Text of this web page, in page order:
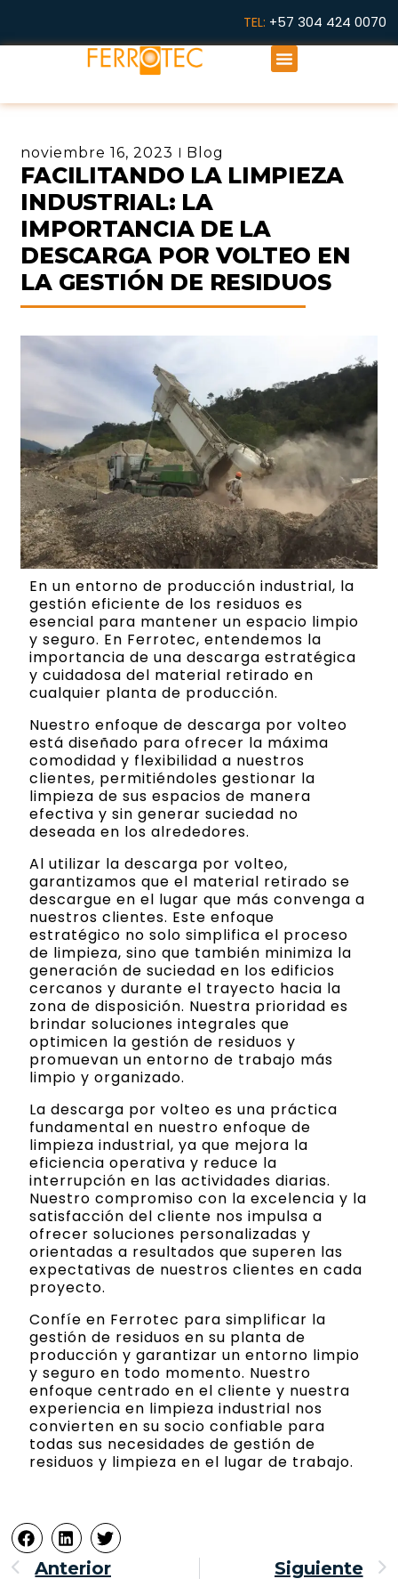
TEL: +57 304 424 0070
Menú
noviembre 16, 2023 Blog
FACILITANDO LA LIMPIEZA
INDUSTRIAL: LA
IMPORTANCIA DE LA
DESCARGA POR VOLTEO EN
LA GESTIÓN DE RESIDUOS
En un entorno de producción industrial, la
gestión eficiente de los residuos es
esencial para mantener un espacio limpio
y seguro. En Ferrotec, entendemos la
importancia de una descarga estratégica
y cuidadosa del material retirado en
cualquier planta de producción.
Nuestro enfoque de descarga por volteo
está diseñado para ofrecer la máxima
comodidad y flexibilidad a nuestros
clientes, permitiéndoles gestionar la
limpieza de sus espacios de manera
efectiva y sin generar suciedad no
deseada en los alrededores.
Al utilizar la descarga por volteo,
garantizamos que el material retirado se
descargue en el lugar que más convenga a
nuestros clientes. Este enfoque
estratégico no solo simplifica el proceso
de limpieza, sino que también minimiza la
generación de suciedad en los edificios
cercanos y durante el trayecto hacia la
zona de disposición. Nuestra prioridad es
brindar soluciones integrales que
optimicen la gestión de residuos y
promuevan un entorno de trabajo más
limpio y organizado.
La descarga por volteo es una práctica
fundamental en nuestro enfoque de
limpieza industrial, ya que mejora la
eficiencia operativa y reduce la
interrupción en las actividades diarias.
Nuestro compromiso con la excelencia y la
satisfacción del cliente nos impulsa a
ofrecer soluciones personalizadas y
orientadas a resultados que superen las
expectativas de nuestros clientes en cada
proyecto.
Confíe en Ferrotec para simplificar la
gestión de residuos en su planta de
producción y garantizar un entorno limpio
y seguro en todo momento. Nuestro
enfoque centrado en el cliente y nuestra
experiencia en limpieza industrial nos
convierten en su socio confiable para
todas sus necesidades de gestión de
residuos y limpieza en el lugar de trabajo.
Ant
Anterior Siguiente